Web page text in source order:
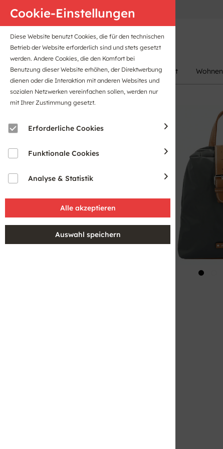
Anfahrt B2B-Portal
Damen Herren Kinder Sport Wohnen
Cookie-Einstellungen
Diese Website benutzt Cookies, die für den technischen
Betrieb der Website erforderlich sind und stets gesetzt
werden. Andere Cookies, die den Komfort bei
Benutzung dieser Website erhöhen, der Direktwerbung
dienen oder die Interaktion mit anderen Websites und
sozialen Netzwerken vereinfachen sollen, werden nur
mit Ihrer Zustimmung gesetzt.
Erforderliche Cookies
Funktionale Cookies
Analyse & Statistik